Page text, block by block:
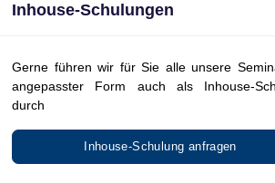
Inhouse-Schulungen
Gerne führen wir für Sie alle unsere
angepasster Form auch als Inhouse-
durch
Inhouse-Schulung anfragen